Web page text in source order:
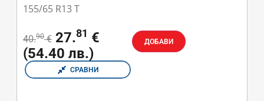
155/65 R13 T
40.90 € 27.81 €
(54.40 лв.)
СРАВНИ
ДОБАВИ